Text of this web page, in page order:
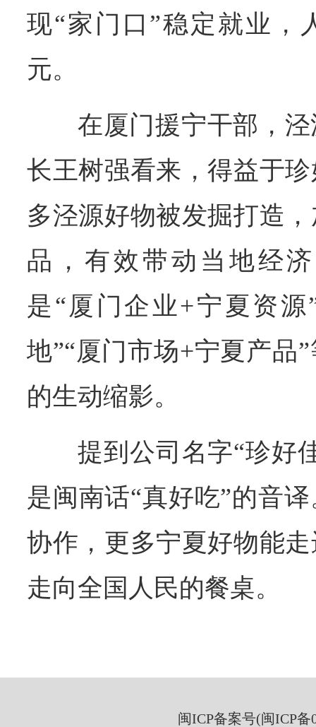
现“家门口”稳定就业，
元。
在厦门援宁干部，
长王树强看来，得益于
多泾源好物被发掘打造
品，有效带动当地经
是“厦门企业+宁夏资
地”“厦门市场+宁夏产品
的生动缩影。
提到公司名字“珍好
是闽南话“真好吃”的音
协作，更多宁夏好物能
走向全国人民的餐桌。
闽ICP备案号(闽ICP备